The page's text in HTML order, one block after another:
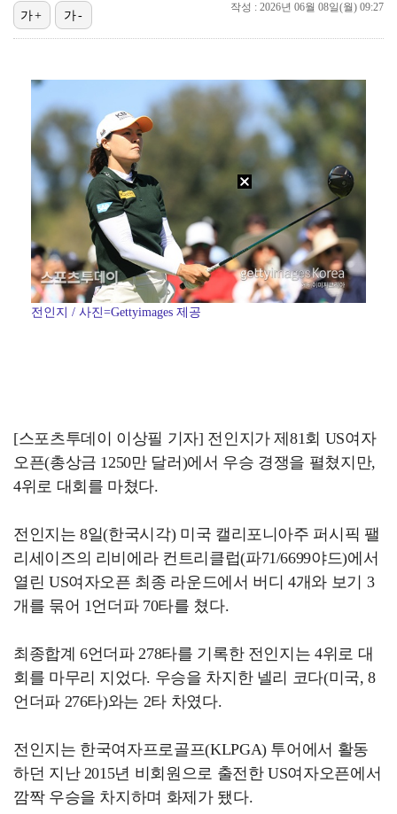
에스파 고척돔 공연에 반가운 얼굴…아이들 미연·트와이스…
"언론사 대표·국회의원도"…최연청, 판사 남편까지 화려…
한국 남자배구, 중국 3-0 완파하고 동아시아선수권 결…
'서명관·야고 연속골' 울산, 동해안 더비서 포항 제압…
작성 : 2026년 06월 08일(월) 09:27
가+ 가-
전인지 / 사진=Gettyimages 제공
[스포츠투데이 이상필 기자] 전인지가 제81회 US여자
오픈(총상금 1250만 달러)에서 우승 경쟁을 펼쳤지만,
4위로 대회를 마쳤다.
전인지는 8일(한국시각) 미국 캘리포니아주 퍼시픽 팰
리세이즈의 리비에라 컨트리클럽(파71/6699야드)에서
열린 US여자오픈 최종 라운드에서 버디 4개와 보기 3
개를 묶어 1언더파 70타를 쳤다.
최종합계 6언더파 278타를 기록한 전인지는 4위로 대
회를 마무리 지었다. 우승을 차지한 넬리 코다(미국, 8
언더파 276타)와는 2타 차였다.
전인지는 한국여자프로골프(KLPGA) 투어에서 활동
하던 지난 2015년 비회원으로 출전한 US여자오픈에서
깜짝 우승을 차지하며 화제가 됐다.